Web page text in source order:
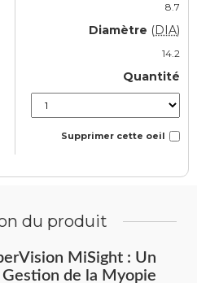
8.7
Diamètre (DIA)
14.2
Quantité
Supprimer cette oeil
du produit
MiSight : Un
Gestion de la Myopie